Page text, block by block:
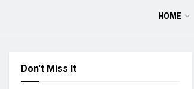
HOME
Don't Miss It